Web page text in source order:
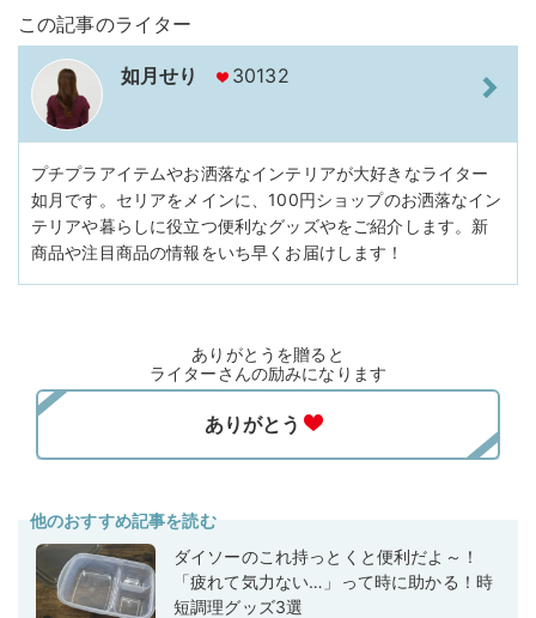
この記事のライター
如月せり 30132
プチプラアイテムやお洒落なインテリアが大好きなライター
如月です。セリアをメインに、100円ショップのお洒落なイン
テリアや暮らしに役立つ便利なグッズやをご紹介します。新
商品や注目商品の情報をいち早くお届けします！
ありがとうを贈ると
ライターさんの励みになります
他のおすすめ記事を読む
ダイソーのこれ持っとくと便利だよ～！
「疲れて気力ない…」って時に助かる！時
短調理グッズ3選